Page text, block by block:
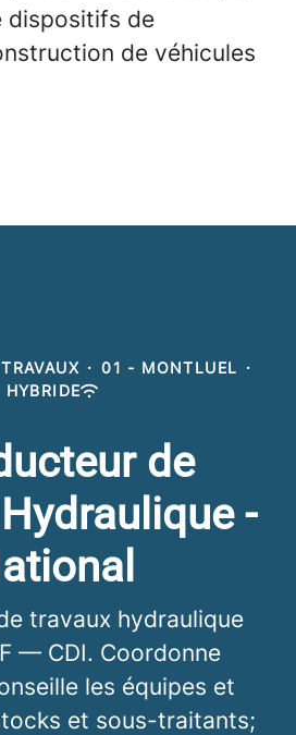
dispositifs de
de véhicules
· 01 - MONTLUEL ·
HYBRIDE
de
-
travaux hydraulique
— CDI. Coordonne
les équipes et
et sous-traitants;